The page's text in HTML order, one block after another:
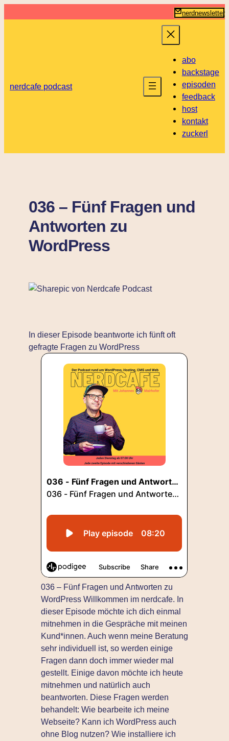
Inhalt
nerdnewsletter
nerdcafe podcast
abo
backstage
episoden
feedback
host
kontakt
zuckerl
036 – Fünf Fragen und
Antworten zu
WordPress
In dieser Episode beantworte ich fünft oft
gefragte Fragen zu WordPress
036 – Fünf Fragen und Antworten zu
WordPress Willkommen im nerdcafe. In
dieser Episode möchte ich dich einmal
mitnehmen in die Gespräche mit meinen
Kund*innen. Auch wenn meine Beratung
sehr individuell ist, so werden einige
Fragen dann doch immer wieder mal
gestellt. Einige davon möchte ich heute
mitnehmen und natürlich auch
beantworten. Diese Fragen werden
behandelt: Wie bearbeite ich meine
Webseite? Kann ich WordPress auch
ohne Blog nutzen? Wie installiere ich